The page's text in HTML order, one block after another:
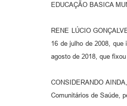
EDUCAÇÃO BASICA
RENE LÚCIO
16 de julho de 2008,
agosto de 2018, que
CONSIDERANDO
Comunitários de Saúde,